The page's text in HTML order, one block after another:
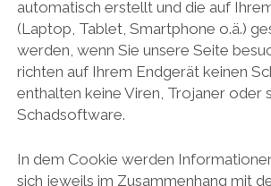
automatisch erstellt und die auf
(Laptop, Tablet, Smartphone o.ä.)
werden, wenn Sie unsere Seite
richten auf Ihrem Endgerät keinen
enthalten keine Viren, Trojaner oder
Schadsoftware.
In dem Cookie werden
sich jeweils im Zusammenhang mit